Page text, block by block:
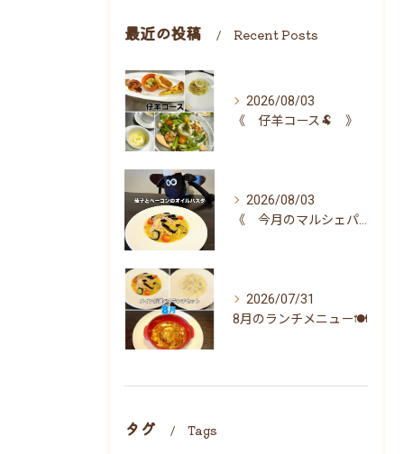
最近の投稿 Recent Posts
2026/08/03
《 仔羊コース🐏 》
2026/08/03
2026/07/31
8月のランチメニュー🍽
タグ Tags